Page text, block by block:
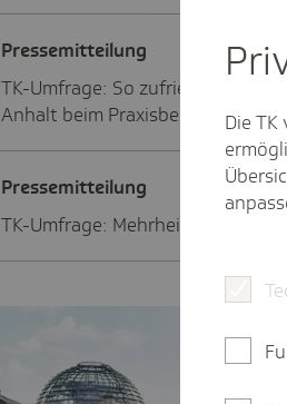
Pres­se­mit­tei­lung
TK-Umfrage: So zufrieden sind
Anhalt beim Praxisbesuch.
Pres­se­mit­tei­lung
TK-Umfrage: Mehrheit wartet in
Die